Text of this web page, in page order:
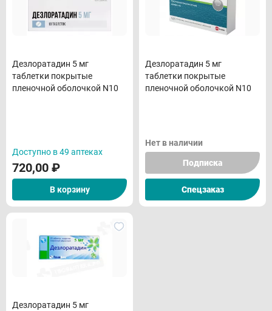
Дезлоратадин 5 мг
таблетки покрытые
пленочной оболочкой N10
Доступно в 49 аптеках
720,00 ₽
В корзину
Дезлоратадин 5 мг
таблетки покрытые
пленочной оболочкой N10
Нет в наличии
Подписка
Спецзаказ
Дезлоратадин 5 мг